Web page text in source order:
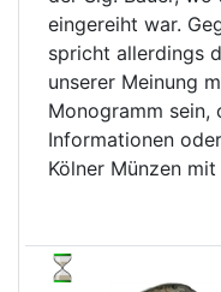
eingereiht war.
spricht allerdings
unserer Meinung
Monogramm sein,
Informationen
Kölner Münzen